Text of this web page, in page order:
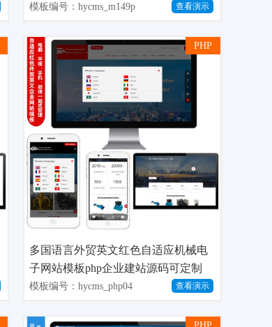
建站模板
模板编号：hycms_m149p 查看演示
PHP
多国语言外贸英文红色自适应机械电
子网站模板php企业建站源码可定制
单/多语网站
模板编号：hycms_php04 查看演示